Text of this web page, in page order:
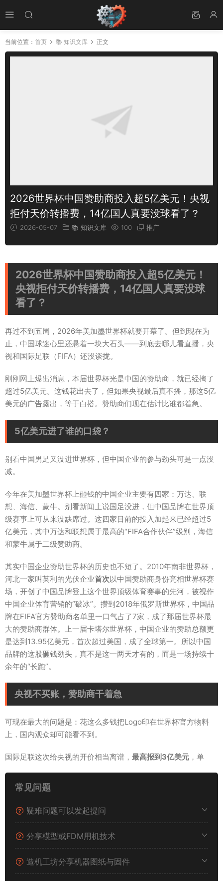
当前位置： 首页 📚 知识文库 正文
2026世界杯中国赞助商投入超5亿美元！央视
拒付天价转播费，14亿国人真要没球看了？
2026-05-07 📚 知识文库 100 推广
2026世界杯中国赞助商投入超5亿美元！
央视拒付天价转播费，14亿国人真要没球
看了？
再过不到五周，2026年美加墨世界杯就要开幕了。但到现在为
止，中国球迷心里还悬着一块大石头——到底去哪儿看直播，央
视和国际足联（FIFA）还没谈拢。
刚刚网上爆出消息，本届世界杯光是中国的赞助商，就已经掏了
超过5亿美元。这钱花出去了，但如果央视最后真不播，那这5亿
美元的广告露出，等于白搭。赞助商们现在估计比谁都着急。
5亿美元进了谁的口袋？
别看中国男足又没进世界杯，但中国企业的参与劲头可是一点没
减。
今年在美加墨世界杯上砸钱的中国企业主要有四家：万达、联
想、海信、蒙牛。别看新闻上说国足没进，但中国品牌在世界顶
级赛事上可从来没缺席过。这四家目前的投入加起来已经超过5
亿美元，其中万达和联想属于最高的“FIFA合作伙伴”级别，海信
和蒙牛属于二级赞助商。
其实中国企业赞助世界杯的历史也不短了。2010年南非世界杯，
河北一家叫英利的光伏企业首次以中国赞助商身份亮相世界杯赛
场，开创了中国品牌登上这个世界顶级体育赛事的先河，被视作
中国企业体育营销的“破冰”。攒到2018年俄罗斯世界杯，中国品
牌在FIFA官方赞助商名单里一口气占了7家，成了那届世界杯最
大的赞助商群体。上一届卡塔尔世界杯，中国企业的赞助总额更
是达到13.95亿美元，首次超过美国，成了全球第一。所以中国
品牌的这股砸钱劲头，真不是这一两天才有的，而是一场持续十
余年的“长跑”。
央视不买账，赞助商干着急
可现在最大的问题是：花这么多钱把Logo印在世界杯官方物料
上，国内观众却可能看不到。
国际足联这次给央视的开价相当离谱， 最高报到3亿美元 ，单
足联把价降到1.2亿到1.5亿美元，两边还是差了一大截。
给印度开出的价码是两届世界杯打包才3500万美元，算下来单届
能接受？有网友直接在热搜上吐槽：“我们能去看你们踢球，那是
还有朋友可能会问：中国赞助商花这么多钱，到底是为了给海外
常见问题
疑难问题可以发起提问
分享模型或FDM用机技术
造机工坊分享机器图纸与固件